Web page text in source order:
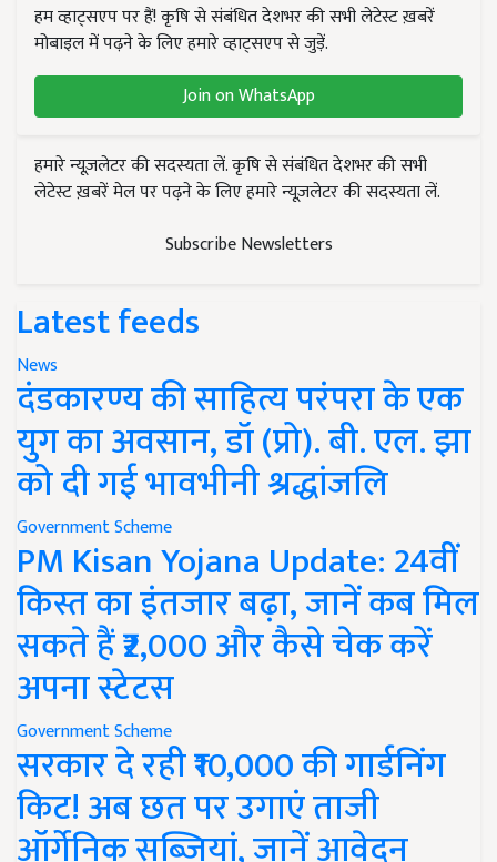
हम व्हाट्सएप पर हैं! कृषि से संबंधित देशभर की सभी लेटेस्ट ख़बरें
मोबाइल में पढ़ने के लिए हमारे व्हाट्सएप से जुड़ें.
Join on WhatsApp
हमारे न्यूज़लेटर की सदस्यता लें. कृषि से संबंधित देशभर की सभी
लेटेस्ट ख़बरें मेल पर पढ़ने के लिए हमारे न्यूज़लेटर की सदस्यता लें.
Subscribe Newsletters
Latest feeds
News
दंडकारण्य की साहित्य परंपरा के एक
युग का अवसान, डॉ (प्रो). बी. एल. झा
को दी गई भावभीनी श्रद्धांजलि
Government Scheme
PM Kisan Yojana Update: 24वीं
किस्त का इंतजार बढ़ा, जानें कब मिल
सकते हैं ₹2,000 और कैसे चेक करें
अपना स्टेटस
Government Scheme
सरकार दे रही ₹10,000 की गार्डनिंग
किट! अब छत पर उगाएं ताजी
ऑर्गेनिक सब्जियां, जानें आवेदन